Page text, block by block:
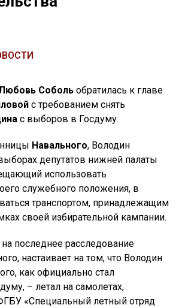
Соболь обратилась к главе
с требованием снять
с выборов в Госдуму.
Навального, Володин
депутатов нижней палаты
использовать
служебного положения, в
транспортом, принадлежащим
своей избирательной кампании.
последнее расследование
настаивает на том, что Володин
как официально стал
– летал на самолетах,
«Специальный летный отряд